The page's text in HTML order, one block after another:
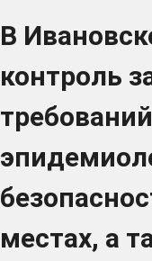
В
контроль
требований
местах, а